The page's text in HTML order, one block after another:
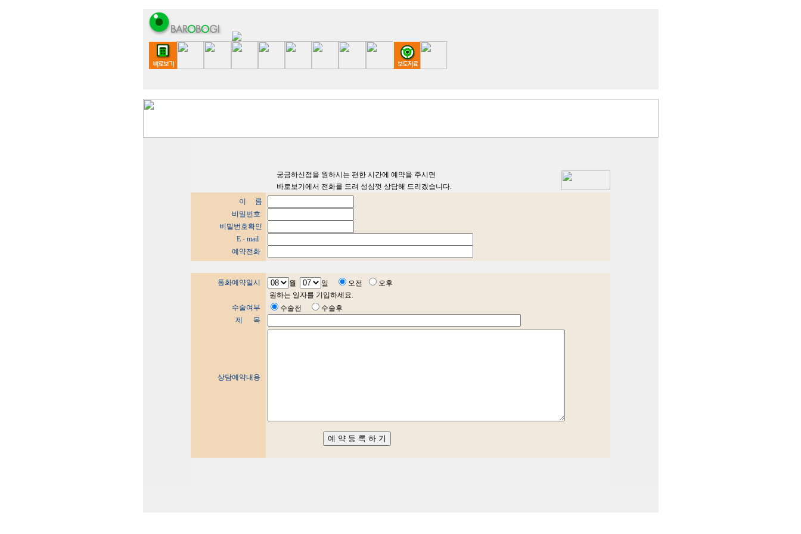
궁금하신점을 원하시는 편한 시간에 예약을 주시면
바로보기에서 전화를 드려 성심껏 상담해 드리겠습니다.
이 름
비밀번호
비밀번호확인
E - mail
예약전화
통화예약일시 월 일 오전
오후
원하는 일자를 기입하세요.
수술여부
수술전
수술후
제 목
상담예약내용